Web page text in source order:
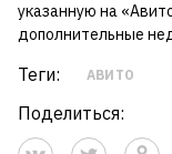
указанную на
дополнительные
Теги: АВИТО
Поделиться: